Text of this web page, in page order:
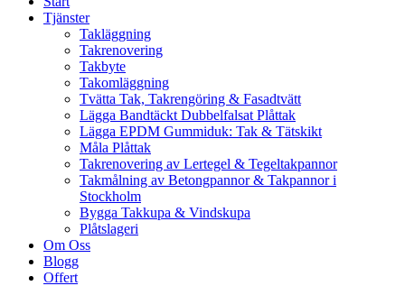
Tjänster
Takläggning
Takrenovering
Takbyte
Takomläggning
Tvätta Tak, Takrengöring & Fasadtvätt
Lägga Bandtäckt Dubbelfalsat Plåttak
Lägga EPDM Gummiduk: Tak & Tätskikt
Måla Plåttak
Takrenovering av Lertegel & Tegeltakpannor
Takmålning av Betongpannor & Takpannor i
Stockholm
Bygga Takkupa & Vindskupa
Plåtslageri
Om Oss
Blogg
Offert